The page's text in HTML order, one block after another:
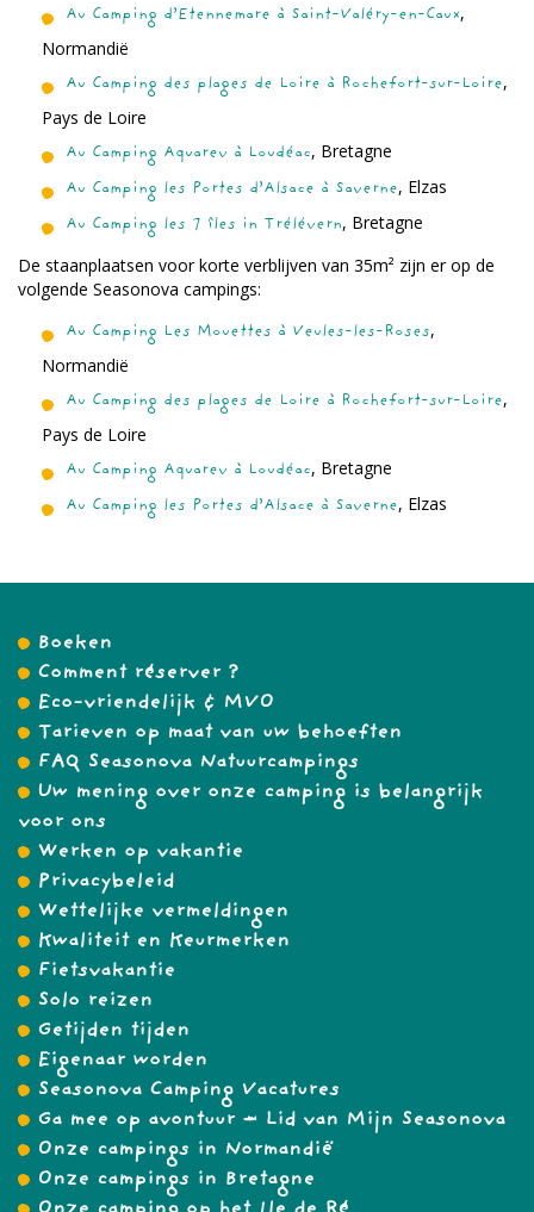
Au Camping d’Etennemare à Saint-Valéry-en-Caux,
Normandië
Au Camping des plages de Loire à Rochefort-sur-Loire,
Pays de Loire
Au Camping Aquarev à Loudéac, Bretagne
Au Camping les Portes d’Alsace à Saverne, Elzas
Au Camping les 7 îles in Trélévern, Bretagne
De staanplaatsen voor korte verblijven van 35m² zijn er op de
volgende Seasonova campings:
Au Camping Les Mouettes à Veules-les-Roses,
Normandië
Au Camping des plages de Loire à Rochefort-sur-Loire,
Pays de Loire
Au Camping Aquarev à Loudéac, Bretagne
Au Camping les Portes d’Alsace à Saverne, Elzas
Boeken
Comment réserver ?
Eco-vriendelijk & MVO
Tarieven op maat van uw behoeften
FAQ Seasonova Natuurcampings
Uw mening over onze camping is belangrijk
voor ons
Werken op vakantie
Privacybeleid
Wettelijke vermeldingen
Kwaliteit en Keurmerken
Fietsvakantie
Solo reizen
Getijden tijden
Eigenaar worden
Seasonova Camping Vacatures
Ga mee op avontuur – Lid van Mijn Seasonova
Onze campings in Normandië
Onze campings in Bretagne